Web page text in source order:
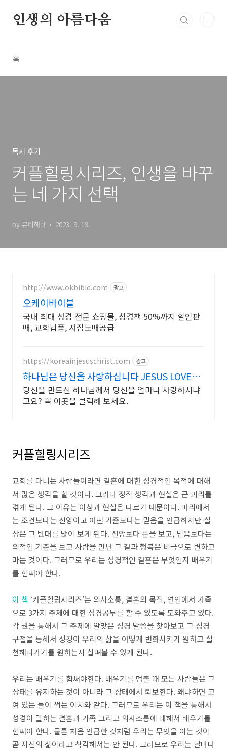
인생의 아름다움
홈
독서 후기
커플힐링시리즈, 인생을 바꾸
는 네 가지 선택
by 뷰티해라 2023. 9. 19.
http://www.okbible.com 광고
오케이바이블
국내 최대 성경 전문 쇼핑몰, 성경책 50%까지 할인판
매, 교회납품, 서점도매공급
https://koreainjesuschrist.com 광고
하나님은 당신을 사랑하십니다 JESUS LOVES
YOU
당신을 만드신 하나님께서 당신을 얼마나 사랑하시냐
고요? 꼭 이곳을 클릭해 보세요.
커플힐링시리즈
교회를 다니는 사람들이라면 결혼에 대한 성경적인 목적에 대해
서 많은 생각을 할 것이다. 그러나 정작 생각과 현실은 큰 괴리를
겪게 된다. 그 이유는 이상과 현실은 다르기 때문이다. 머리에서
는 조건보다는 신앙이고 어떤 기준보다는 믿음을 언급하지만 실
상은 그 반대를 많이 보게 된다. 신앙보다 돈을 보고, 믿음보다는
외적인 기준을 보고 사람을 만난 그 결과 행복은 비극으로 변하고
마는 것이다. 그러므로 우리는 성경적인 결혼은 무엇인지 배우기
를 힘써야 한다.
이 책 ‘커플힐링시리즈’는 의사소통, 결혼의 목적, 연인에서 가족
으로 3가지 주제에 대한 성경공부를 할 수 있도록 도와주고 있다.
각 권을 통해서 그 주제에 알맞은 성경 말씀을 찾아보고 그 성경
구절을 통해서 성경이 우리의 삶을 어떻게 변화시키기 원하고 실
천해나가기를 원하는지 살펴볼 수 있게 된다.
우리는 배우기를 힘써야한다. 배우기를 멈출 때 모든 사람들은 그
상태를 유지하는 것이 아니라 그 상태에서 퇴보한다. 왜냐하면 고
여 있는 물이 썩는 이치와 같다. 그러므로 우리는 이 책을 통해서
성경이 말하는 결혼과 가족 그리고 의사소통에 대해서 배우기를
힘써야 한다. 물론 처음 언급한 것처럼 우리는 무엇을 아는 것이
곧 자신의 삶이라고 착각해서는 안 된다. 그러므로 우리는 날마다